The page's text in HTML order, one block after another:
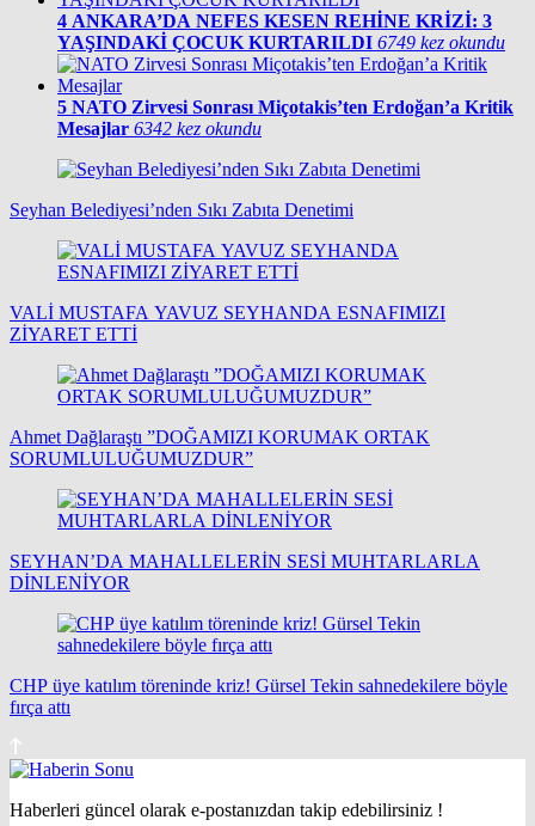
4 ANKARA’DA NEFES KESEN REHİNE KRİZİ: 3
YAŞINDAKİ ÇOCUK KURTARILDI 6749 kez okundu
5 NATO Zirvesi Sonrası Miçotakis’ten Erdoğan’a Kritik
Mesajlar 6342 kez okundu
Seyhan Belediyesi’nden Sıkı Zabıta Denetimi
VALİ MUSTAFA YAVUZ SEYHANDA ESNAFIMIZI
ZİYARET ETTİ
Ahmet Dağlaraştı ”DOĞAMIZI KORUMAK ORTAK
SORUMLULUĞUMUZDUR”
SEYHAN’DA MAHALLELERİN SESİ MUHTARLARLA
DİNLENİYOR
CHP üye katılım töreninde kriz! Gürsel Tekin sahnedekilere böyle
fırça attı
Haberleri güncel olarak e-postanızdan takip edebilirsiniz !